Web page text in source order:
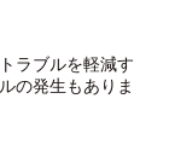
ラブルを軽減す
の発生もありま